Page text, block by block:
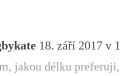
18. září 2017 v
jakou délku